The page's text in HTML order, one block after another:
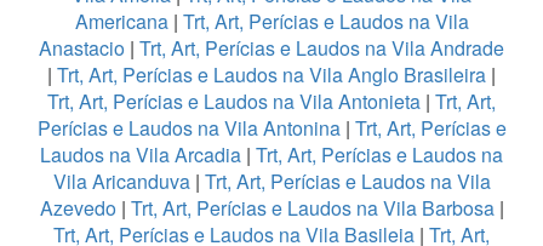
Americana| Trt, Art, Perícias e Laudos na Vila
Anastacio | Trt, Art, Perícias e Laudos na Vila Andrade
| Trt, Art, Perícias e Laudos na Vila Anglo Brasileira |
Trt, Art, Perícias e Laudos na Vila Antonieta | Trt, Art,
Perícias e Laudos na Vila Antonina| Trt, Art, Perícias e
Laudos na Vila Arcadia | Trt, Art, Perícias e Laudos na
Vila Aricanduva| Trt, Art, Perícias e Laudos na Vila
Azevedo| Trt, Art, Perícias e Laudos na Vila Barbosa|
Trt, Art, Perícias e Laudos na Vila Basileia | Trt, Art,